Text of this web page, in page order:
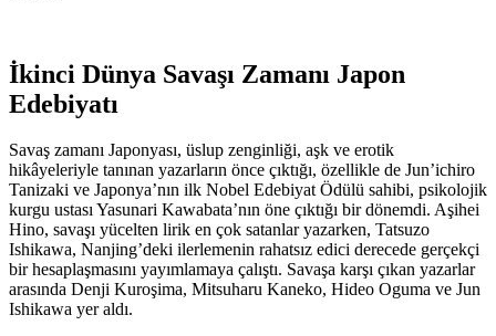
İkinci Dünya Savaşı Zamanı Japon
Edebiyatı
Savaş zamanı Japonyası, üslup zenginliği, aşk ve erotik
hikâyeleriyle tanınan yazarların önce çıktığı, özellikle de Jun’ichiro
Tanizaki ve Japonya’nın ilk Nobel Edebiyat Ödülü sahibi, psikolojik
kurgu ustası Yasunari Kawabata’nın öne çıktığı bir dönemdi. Aşihei
Hino, savaşı yücelten lirik en çok satanlar yazarken, Tatsuzo
Ishikawa, Nanjing’deki ilerlemenin rahatsız edici derecede gerçekçi
bir hesaplaşmasını yayımlamaya çalıştı. Savaşa karşı çıkan yazarlar
arasında Denji Kuroşima, Mitsuharu Kaneko, Hideo Oguma ve Jun
Ishikawa yer aldı.